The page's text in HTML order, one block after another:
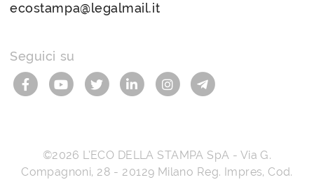
ecostampa@legalmail.it
Seguici su
©2026 L’ECO DELLA STAMPA SpA - Via G.
Compagnoni, 28 - 20129 Milano Reg. Impres, Cod.